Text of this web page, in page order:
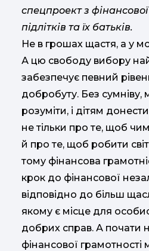
спецпроект з
підлітків та їх батьків.
Не в грошах щастя, а у
А цю свободу вибору
забезпечує певний
добробуту. Без сумніву,
розуміти, і дітям
не тільки про те, щоб
й про те, щоб робити
тому фінансова
крок до фінансової
відповідно до більш
якому є місце для
добрих справ. А почати
фінансової